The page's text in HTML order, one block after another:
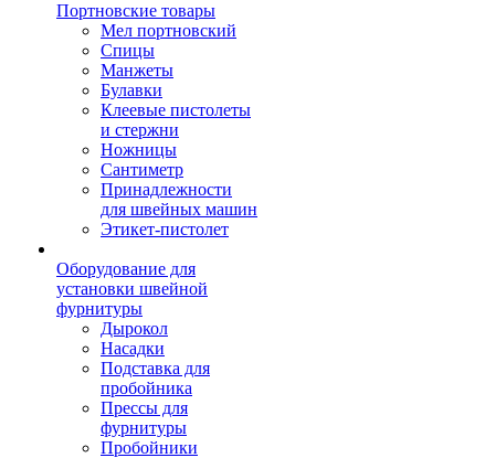
Портновские товары
Мел портновский
Спицы
Манжеты
Булавки
Клеевые пистолеты
и стержни
Ножницы
Сантиметр
Принадлежности
для швейных машин
Этикет-пистолет
Оборудование для
установки швейной
фурнитуры
Дырокол
Насадки
Подставка для
пробойника
Прессы для
фурнитуры
Пробойники